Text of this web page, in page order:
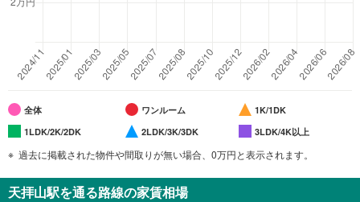
全体 ワンルーム
1K/1DK
1LDK/2K/2DK
2LDK/3K/3DK 3LDK/4K以上
過去に掲載された物件や間取りが無い場合、0万円と表示されます。
天拝山駅を通る路線の家賃相場